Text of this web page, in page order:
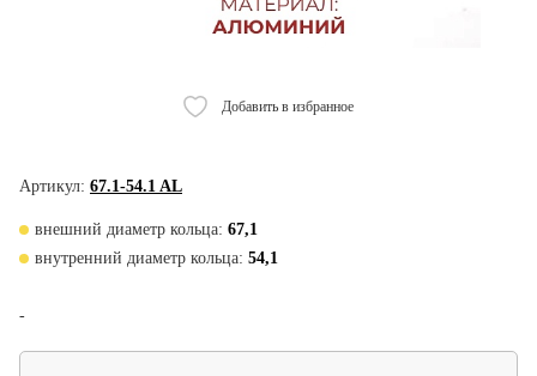
Добавить в избранное
Артикул: 67.1-54.1 AL
внешний диаметр кольца: 67,1
внутренний диаметр кольца: 54,1
-